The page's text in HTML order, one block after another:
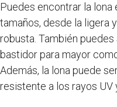
Puedes encontrar la lona
tamaños, desde la ligera
robusta. También
bastidor para mayor
Además, la lona puede
resistente a los rayos UV